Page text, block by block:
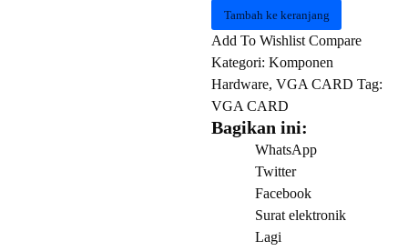
VGA
GALAX
3060
CLICK
Tambah ke keranjang
Add To Wishlist Compare
Kategori:Komponen
Hardware,VGA CARD Tag:
VGA CARD
Bagikan ini:
WhatsApp
Twitter
Facebook
Surat elektronik
Lagi